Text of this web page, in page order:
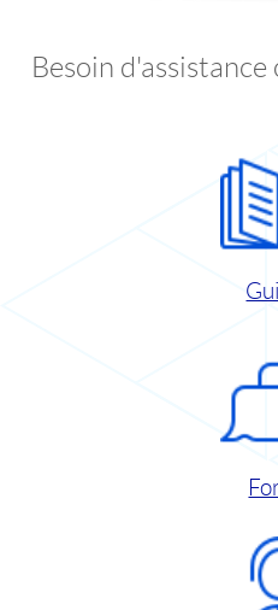
Besoin